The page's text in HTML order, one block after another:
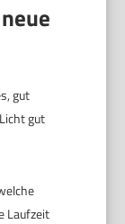
gut
gut
Laufzeit